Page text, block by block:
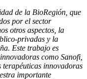
de la BioRegión, que
por el sector
otros aspectos, la
privadas y la
Este trabajo es
como Sanofi,
innovadoras
importante